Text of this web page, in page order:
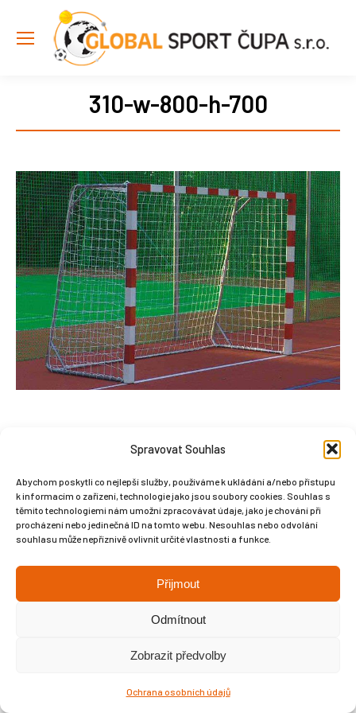
Spravovat Souhlas
Abychom poskytli co nejlepší služby, používáme k ukládání a/nebo přístupu
k informacím o zařízení, technologie jako jsou soubory cookies. Souhlas s
těmito technologiemi nám umožní zpracovávat údaje, jako je chování při
procházení nebo jedinečná ID na tomto webu. Nesouhlas nebo odvolání
souhlasu může nepříznivě ovlivnit určité vlastnosti a funkce.
Přijmout
Odmítnout
Zobrazit předvolby
Ochrana osobních údajů
310-w-800-h-700
Copyright © Weiron Dynamics, s.r.o. |Tvorba webových stráneka
SEO